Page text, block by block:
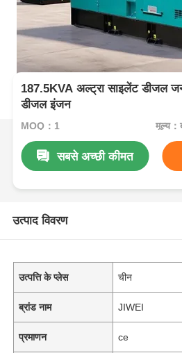
187.5KVA अल्ट्रा साइलेंट डीजल
डीजल इंजन
MOQ：1 मूल्य：
सबसे अच्छी कीमत
उत्पाद विवरण
उत्पत्ति के प्लेस चीन
ब्रांड नाम JIWEI
प्रमाणन ce